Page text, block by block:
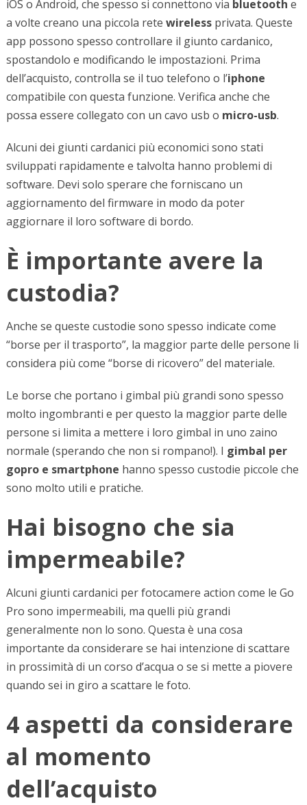
iOS o Android, che spesso si connettono via bluetooth e
a volte creano una piccola rete wirelessprivata. Queste
app possono spesso controllare il giunto cardanico,
spostandolo e modificando le impostazioni. Prima
dell’acquisto, controlla se il tuo telefono o l’iphone
compatibile con questa funzione. Verifica anche che
possa essere collegato con un cavo usb o micro-usb.
Alcuni dei giunti cardanici più economici sono stati
sviluppati rapidamente e talvolta hanno problemi di
software. Devi solo sperare che forniscano un
aggiornamento del firmware in modo da poter
aggiornare il loro software di bordo.
È importante avere la
custodia?
Anche se queste custodie sono spesso indicate come
“borse per il trasporto”, la maggior parte delle persone li
considera più come “borse di ricovero” del materiale.
Le borse che portano i gimbal più grandi sono spesso
molto ingombranti e per questo la maggior parte delle
persone si limita a mettere i loro gimbal in uno zaino
normale (sperando che non si rompano!). I gimbal per
gopro e smartphone hanno spesso custodie piccole che
sono molto utili e pratiche.
Hai bisogno che sia
impermeabile?
Alcuni giunti cardanici per fotocamere action come le Go
Pro sono impermeabili, ma quelli più grandi
generalmente non lo sono. Questa è una cosa
importante da considerare se hai intenzione di scattare
in prossimità di un corso d’acqua o se si mette a piovere
quando sei in giro a scattare le foto.
4 aspetti da considerare
al momento
dell’acquisto